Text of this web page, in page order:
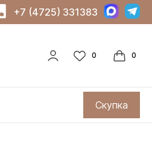
+7 (4725) 331383
Скупка